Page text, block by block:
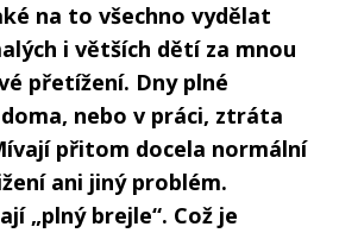
na to všechno vydělat
i větších dětí za mnou
přetížení. Dny plné
nebo v práci, ztráta
přitom docela normální
ani jiný problém.
„plný brejle“. Což je